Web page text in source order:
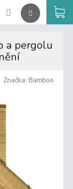
a pergolu
Značka: Bamboo